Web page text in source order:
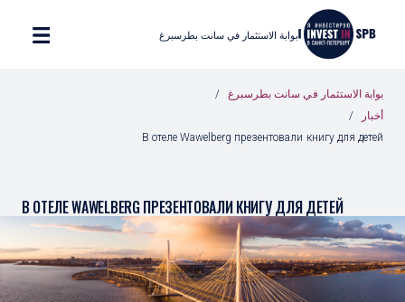
بوابة الاستثمار في سانت بطرسبرغ
بوابة الاستثمار في سانت بطرسبرغ
أخبار
В отеле Wawelberg презентовали книгу для детей
В ОТЕЛЕ WAWELBERG ПРЕЗЕНТОВАЛИ КНИГУ ДЛЯ ДЕТЕЙ